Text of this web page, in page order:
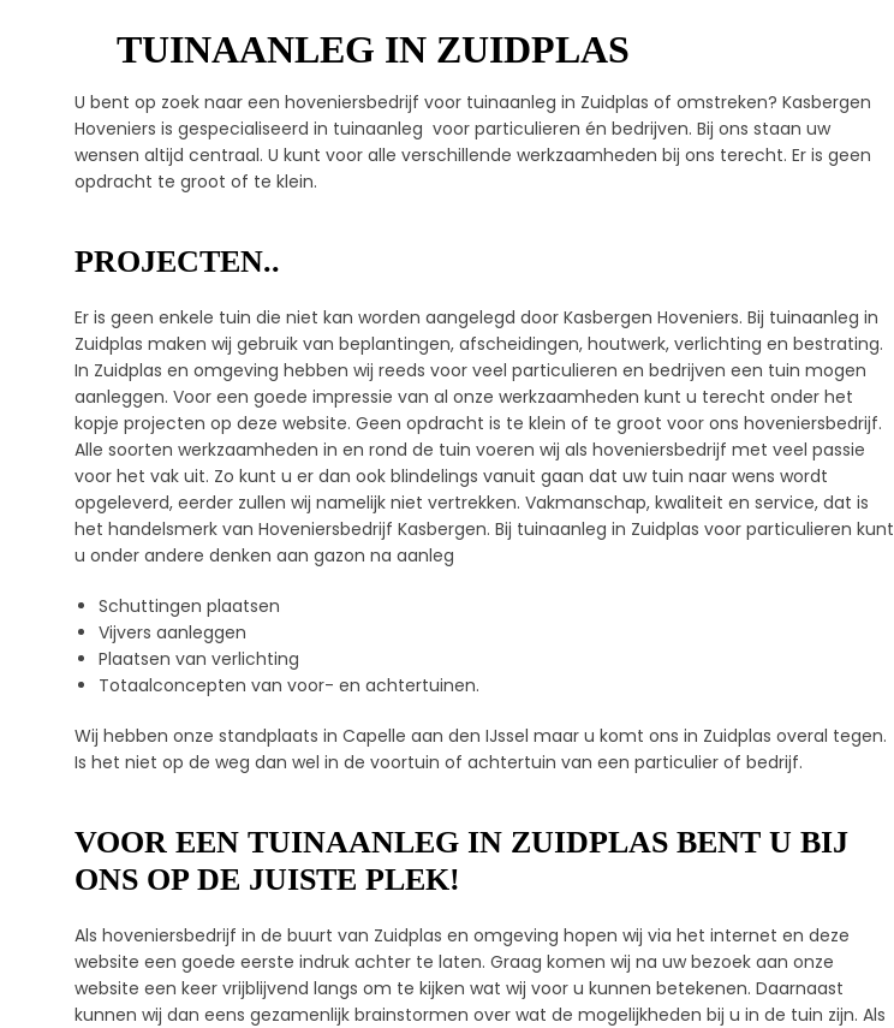
TUINAANLEG IN ZUIDPLAS
U bent op zoek naar een hoveniersbedrijf voor tuinaanleg in Zuidplas of omstreken? Kasbergen
Hoveniers is gespecialiseerd in tuinaanleg voor particulieren én bedrijven. Bij ons staan uw
wensen altijd centraal. U kunt voor alle verschillende werkzaamheden bij ons terecht. Er is geen
opdracht te groot of te klein.
PROJECTEN..
Er is geen enkele tuin die niet kan worden aangelegd door Kasbergen Hoveniers. Bij tuinaanleg in
Zuidplas maken wij gebruik van beplantingen, afscheidingen, houtwerk, verlichting en bestrating.
In Zuidplas en omgeving hebben wij reeds voor veel particulieren en bedrijven een tuin mogen
aanleggen. Voor een goede impressie van al onze werkzaamheden kunt u terecht onder het
kopje projecten op deze website. Geen opdracht is te klein of te groot voor ons hoveniersbedrijf.
Alle soorten werkzaamheden in en rond de tuin voeren wij als hoveniersbedrijf met veel passie
voor het vak uit. Zo kunt u er dan ook blindelings vanuit gaan dat uw tuin naar wens wordt
opgeleverd, eerder zullen wij namelijk niet vertrekken. Vakmanschap, kwaliteit en service, dat is
het handelsmerk van Hoveniersbedrijf Kasbergen. Bij tuinaanleg in Zuidplas voor particulieren kunt
u onder andere denken aan gazon na aanleg
Schuttingen plaatsen
Vijvers aanleggen
Plaatsen van verlichting
Totaalconcepten van voor- en achtertuinen.
Wij hebben onze standplaats in Capelle aan den IJssel maar u komt ons in Zuidplas overal tegen.
Is het niet op de weg dan wel in de voortuin of achtertuin van een particulier of bedrijf.
VOOR EEN TUINAANLEG IN ZUIDPLAS BENT U BIJ
ONS OP DE JUISTE PLEK!
Als hoveniersbedrijf in de buurt van Zuidplas en omgeving hopen wij via het internet en deze
website een goede eerste indruk achter te laten. Graag komen wij na uw bezoek aan onze
website een keer vrijblijvend langs om te kijken wat wij voor u kunnen betekenen. Daarnaast
kunnen wij dan eens gezamenlijk brainstormen over wat de mogelijkheden bij u in de tuin zijn. Als